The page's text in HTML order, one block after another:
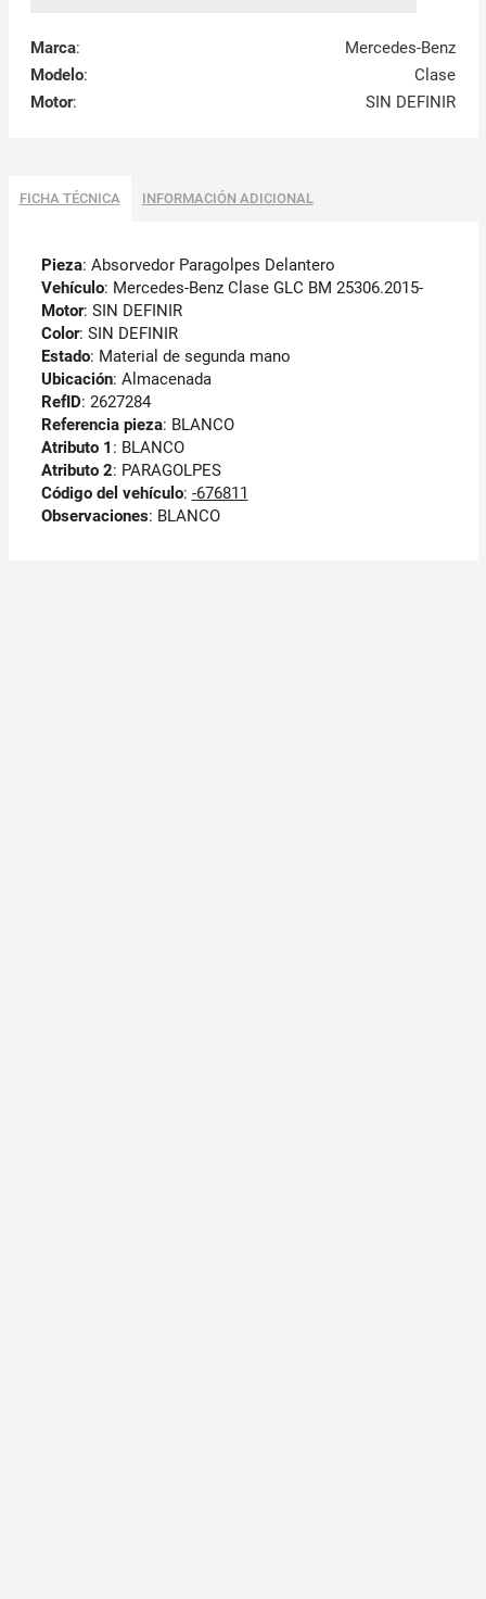
Marca:
Mercedes-Benz
Modelo:
Clase
Motor: SIN DEFINIR
FICHA TÉCNICA INFORMACIÓN ADICIONAL
Pieza: Absorvedor Paragolpes Delantero
Vehículo: Mercedes-Benz Clase GLC BM 25306.2015-
Motor: SIN DEFINIR
Color: SIN DEFINIR
Estado: Material de segunda mano
Ubicación: Almacenada
RefID: 2627284
Referencia pieza: BLANCO
Atributo 1 : BLANCO
Atributo 2: PARAGOLPES
Código del vehículo: -676811
Observaciones: BLANCO